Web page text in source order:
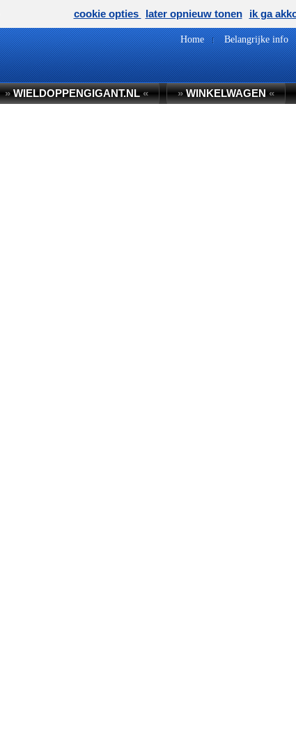
Home Belangrijke info
»WIELDOPPENGIGANT.NL« »WINKELWAGEN«
cookie opties later opnieuw tonen ik ga